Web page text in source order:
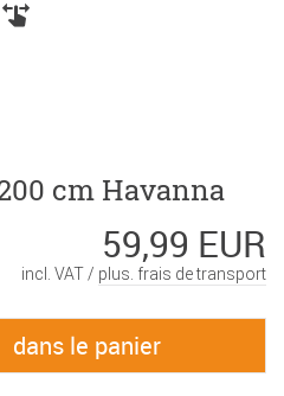
cm Havanna
59,99 EUR
incl. VAT / plus. frais de transport